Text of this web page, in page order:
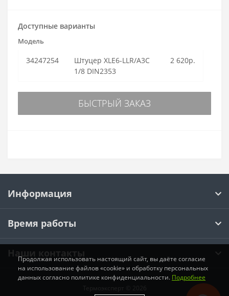
Доступные варианты
Модель
34247254
Штуцер XLE6-LLR/A3C
1/8 DIN2353
2 620р.
БЫСТРЫЙ ЗАКАЗ
Информация
Время работы
Наши контакты
Термоэксперт © 2026
Продолжая использовать настоящий сайт, вы даёте согласие
на использование файлов «cookie» и обработку персональных
данных согласно политике конфиденциальности. Подробнее